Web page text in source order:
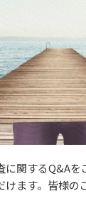
関するQ&Aを
けます。皆様の